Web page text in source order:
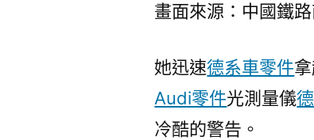
畫面來源：中國鐵
她迅速德系車零件
Audi零件光測量儀
冷酷的警告。